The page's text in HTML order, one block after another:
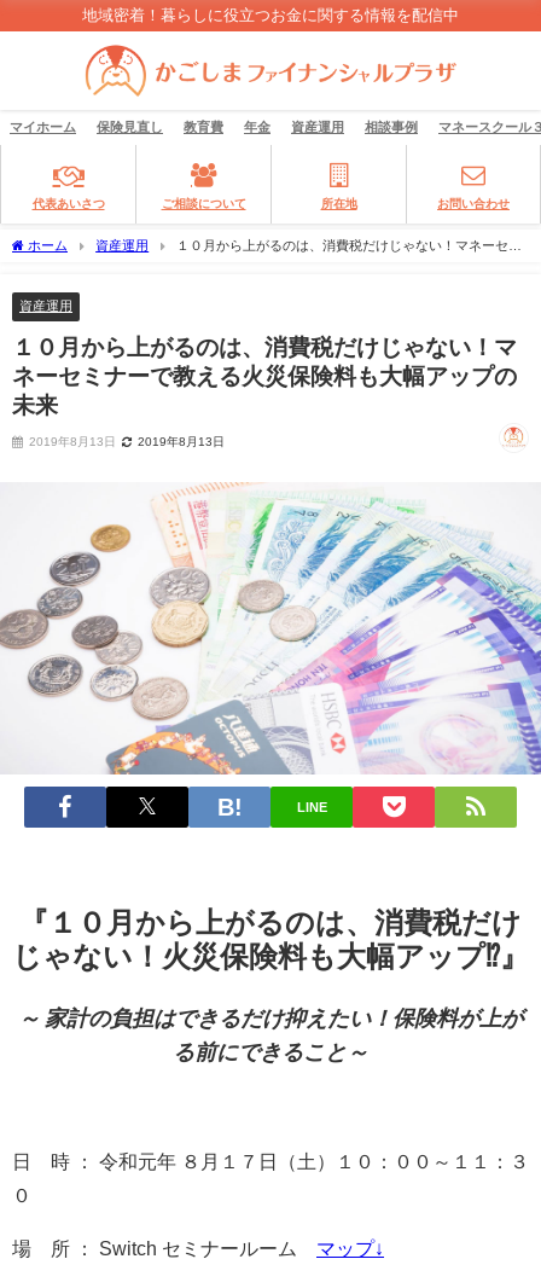
地域密着！暮らしに役立つお金に関する情報を配信中
マイホーム 保険見直し 教育費 年金 資産運用 相談事例 マネースクール
代表あいさつ ご相談について 所在地 お問い合わせ
ホーム 資産運用
１０月から上がるのは、消費税だけじゃない！マネーセミ
資産運用
１０月から上がるのは、消費税だけじゃない！マ
ネーセミナーで教える火災保険料も大幅アップの
未来
2019年8月13日 2019年8月13日
LINE
『１０月から上がるのは、消費税だけ
じゃない！火災保険料も大幅アップ⁉』
～ 家計の負担はできるだけ抑えたい！保険料が上が
る前にできること～
日 時 ： 令和元年 ８月１７日（土）１０：００～１１：３
０
場 所 ： Switch セミナールーム マップ↓